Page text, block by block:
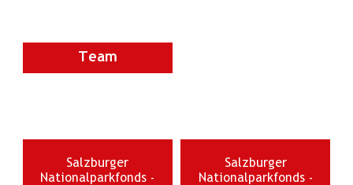
Team
Salzburger
Nationalparkfonds -
Salzburger
Nationalparkfonds -